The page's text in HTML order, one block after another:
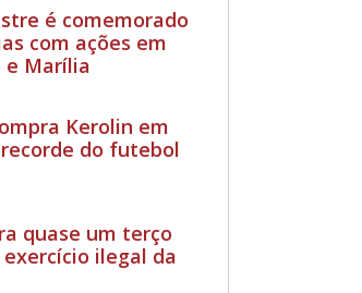
é comemorado
com ações em
e Marília
Kerolin em
do futebol
quase um terço
exercício ilegal da